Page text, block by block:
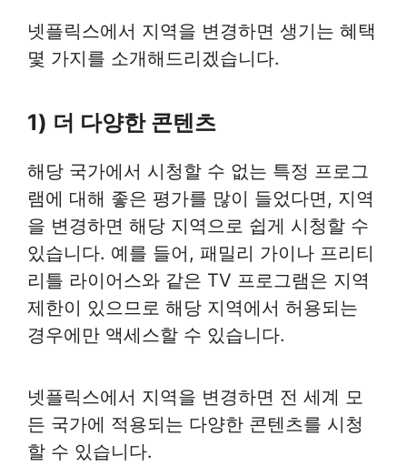
넷플릭스에서 지역을 변경하면 생기는 혜택
몇 가지를 소개해드리겠습니다.
1) 더 다양한 콘텐츠
해당 국가에서 시청할 수 없는 특정 프로그
램에 대해 좋은 평가를 많이 들었다면, 지역
을 변경하면 해당 지역으로 쉽게 시청할 수
있습니다. 예를 들어, 패밀리 가이나 프리티
리틀 라이어스와 같은 TV 프로그램은 지역
제한이 있으므로 해당 지역에서 허용되는
경우에만 액세스할 수 있습니다.
넷플릭스에서 지역을 변경하면 전 세계 모
든 국가에 적용되는 다양한 콘텐츠를 시청
할 수 있습니다.